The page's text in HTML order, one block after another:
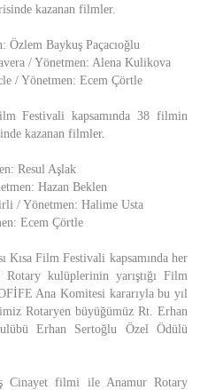
kazanan filmler.
Özlem Baykuş Paçacıoğlu
/ Yönetmen: Alena Kulikova
/ Yönetmen: Ecem Çörtle
Festivali kapsamında 38 filmin
kazanan filmler.
Resul Aşlak
Hazan Beklen
/ Yönetmen: Halime Usta
Ecem Çörtle
Kısa Film Festivali kapsamında her
kulüplerinin yarıştığı Film
Ana Komitesi kararıyla bu yıl
Rotaryen büyüğümüz Rt. Erhan
Erhan Sertoğlu Özel Ödülü
Cinayet filmi ile Anamur Rotary